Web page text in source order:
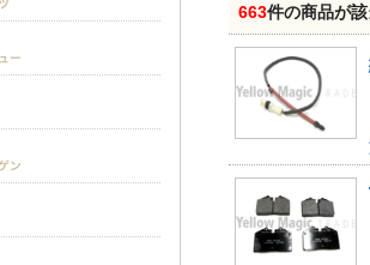
663件の商品が